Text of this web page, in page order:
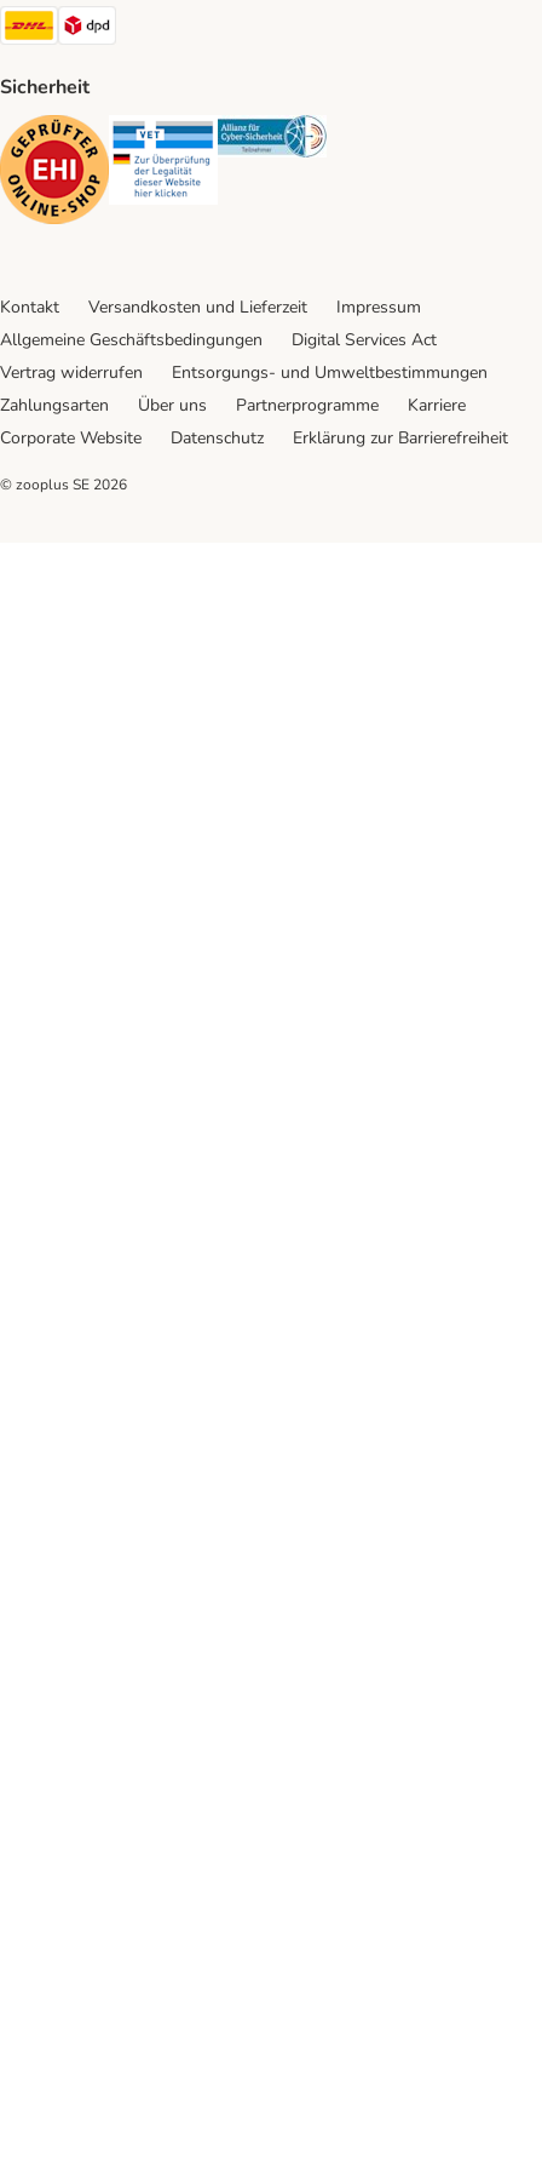
DHL Shipping Method
Sicherheit
Security Security Security
Kontakt Versandkosten und Lieferzeit
Impressum
Allgemeine Geschäftsbedingungen
Digital Services Act
Vertrag widerrufen
Entsorgungs- und Umweltbestimmungen
Zahlungsarten
Über uns Partnerprogramme
Karriere
Corporate Website
Datenschutz Erklärung zur Barrierefreiheit
© zooplus SE 2026